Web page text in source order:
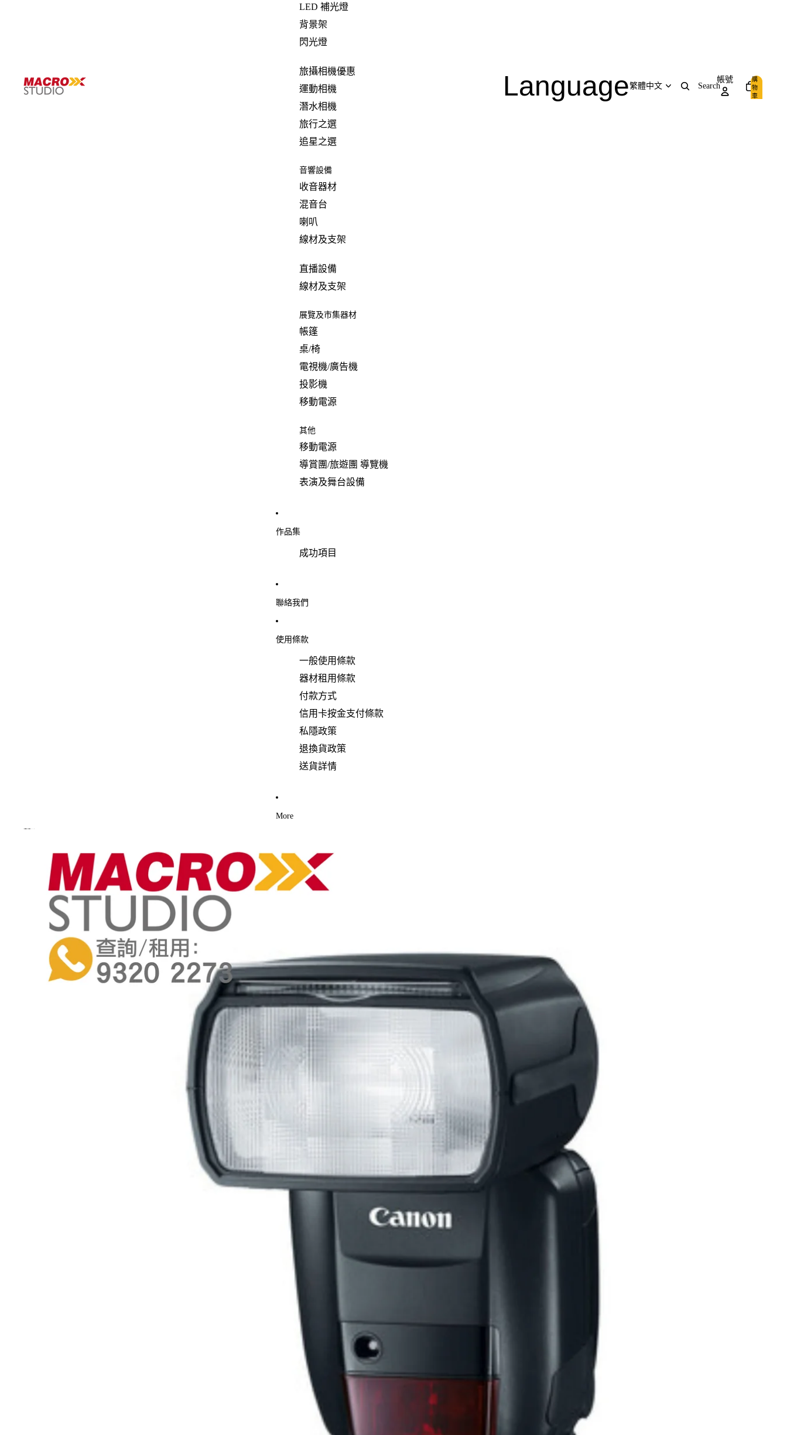
LED 補光燈
背景架
閃光燈
旅攝相機優惠
運動相機
潛水相機
旅行之選
追星之選
音響設備
收音器材
混音台
喇叭
線材及支架
直播設備
線材及支架
展覽及市集器材
帳篷
桌/椅
電視機/廣告機
投影機
移動電源
其他
移動電源
導賞團/旅遊團 導覽機
表演及舞台設備
作品集
成功項目
聯絡我們
使用條款
一般使用條款
器材租用條款
付款方式
信用卡按金支付條款
私隱政策
退換貨政策
送貨詳情
More
Language Search
帳號
購
物
車
跳到商品資訊